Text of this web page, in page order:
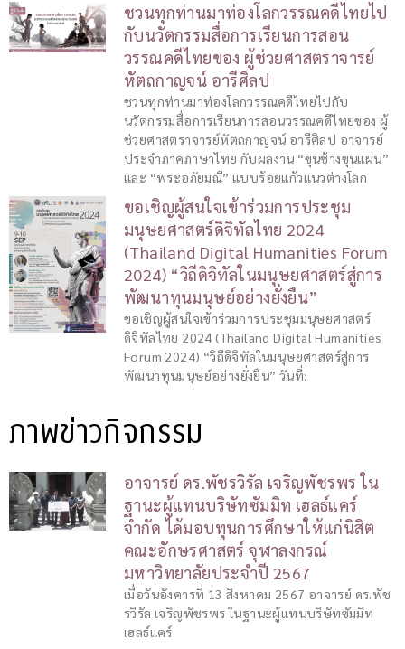
ชวนทุกท่านมาท่องโลกวรรณคดีไทยไป
กับนวัตกรรมสื่อการเรียนการสอน
วรรณคดีไทยของ ผู้ช่วยศาสตราจารย์
หัตถกาญจน์ อารีศิลป
ชวนทุกท่านมาท่องโลกวรรณคดีไทยไปกับ
นวัตกรรมสื่อการเรียนการสอนวรรณคดีไทยของ ผู้
ช่วยศาสตราจารย์หัตถกาญจน์ อารีศิลป อาจารย์
ประจำภาคภาษาไทย กับผลงาน “ขุนช้างขุนแผน”
และ “พระอภัยมณี” แบบร้อยแก้วแนวต่างโลก
ขอเชิญผู้สนใจเข้าร่วมการประชุม
มนุษยศาสตร์ดิจิทัลไทย 2024
(Thailand Digital Humanities Forum
2024) “วิถีดิจิทัลในมนุษยศาสตร์สู่การ
พัฒนาทุนมนุษย์อย่างยั่งยืน”
ขอเชิญผู้สนใจเข้าร่วมการประชุมมนุษยศาสตร์
ดิจิทัลไทย 2024 (Thailand Digital Humanities
Forum 2024) “วิถีดิจิทัลในมนุษยศาสตร์สู่การ
พัฒนาทุนมนุษย์อย่างยั่งยืน” วันที่:
ภาพข่าวกิจกรรม
อาจารย์ ดร.พัชรวิรัล เจริญพัชรพร ใน
ฐานะผู้แทนบริษัทซัมมิท เฮลธ์แคร์
จำกัด ได้มอบทุนการศึกษาให้แก่นิสิต
คณะอักษรศาสตร์ จุฬาลงกรณ์
มหาวิทยาลัยประจำปี 2567
เมื่อวันอังคารที่ 13 สิงหาคม 2567 อาจารย์ ดร.พัช
รวิรัล เจริญพัชรพร ในฐานะผู้แทนบริษัทซัมมิท
เฮลธ์แคร์